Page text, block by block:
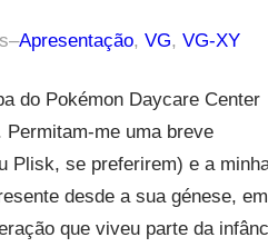
–Apresentação, VG, VG-XY
do Pokémon Daycare Center
me uma breve
Plisk, se preferirem) e a
desde a sua génese, em
que viveu parte da